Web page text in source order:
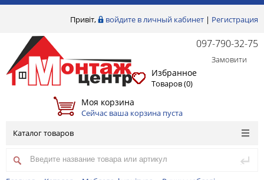
Привіт, войдите в личный кабинет | Регистрация
097-790-32-75
Замовити
Избранное
Товаров (0)
Моя корзина
Сейчас ваша корзина пуста
Каталог товаров